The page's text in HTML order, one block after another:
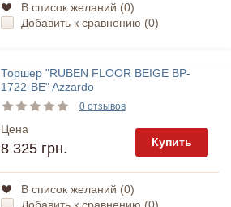
В список желаний (0)
Добавить к сравнению (0)
Торшер "RUBEN FLOOR BEIGE BP-
1722-BE" Azzardo
0 отзывов
Цена
8 325 грн. Купить
В список желаний (0)